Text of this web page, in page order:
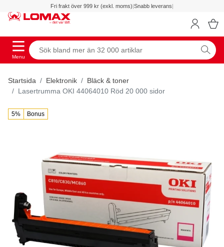
Fri frakt över 999 kr (exkl. moms)|Snabb leverans|
Menu
Startsida Elektronik
Bläck & toner
Lasertrumma OKI 44064010 Röd 20 000 sidor
5% Bonus